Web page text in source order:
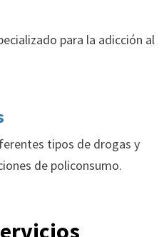
para la adicción al
tipos de drogas y
de policonsumo.